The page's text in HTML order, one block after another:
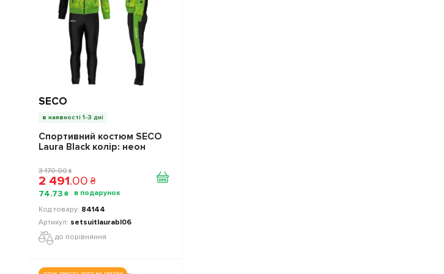
SECO
в наявності 1-3 дні
Спортивний костюм SECO
Laura Black колiр: неон
3 170.00 ₴
2 491.00 ₴
74.73 ₴
84144
setsuitlaurabl06
до порівняння